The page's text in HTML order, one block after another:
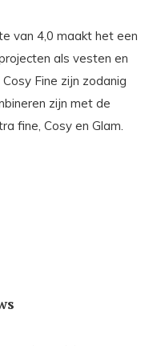
van 4,0 maakt het een
als vesten en
Fine zijn zodanig
zijn met de
fine, Cosy en Glam.